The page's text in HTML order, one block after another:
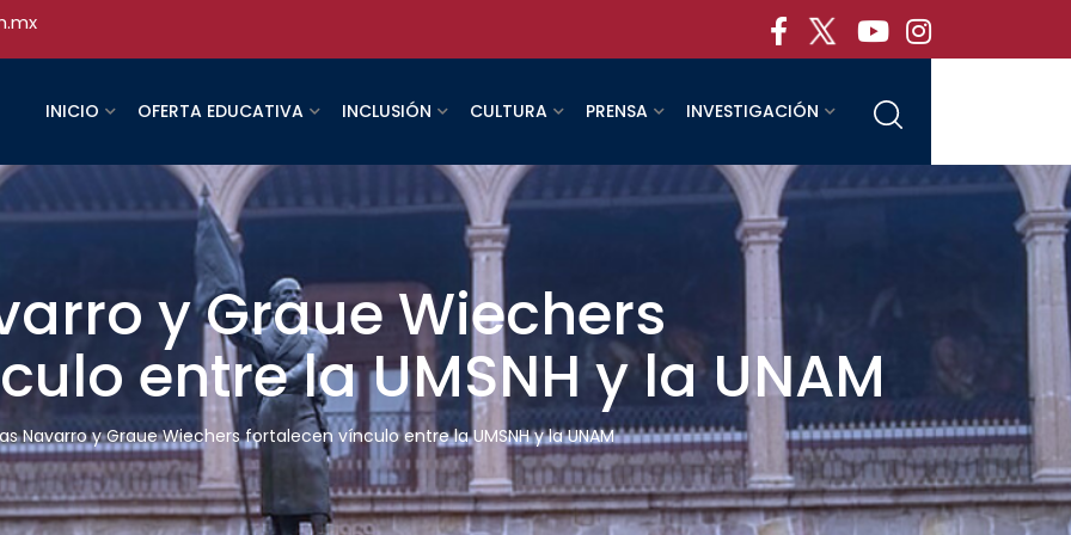
INICIO OFERTA EDUCATIVA INCLUSIÓN CULTURA PRENSA INVESTIGACIÓN
y Graue Wiechers
entre la UMSNH y la UNAM
Navarro y Graue Wiechers fortalecen vínculo entre la UMSNH y la UNAM